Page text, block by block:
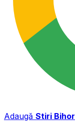
Adaugă Stiri Bihor